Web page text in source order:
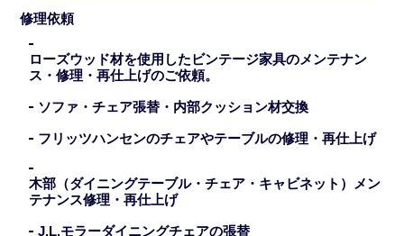
修理依頼
ローズウッド材を使用したビンテージ家具のメンテナン
ス・修理・再仕上げのご依頼。
ソファ・チェア張替・内部クッション材交換
フリッツハンセンのチェアやテーブルの修理・再仕上げ
木部（ダイニングテーブル・チェア・キャビネット）メン
テナンス修理・再仕上げ
J.L.モラーダイニングチェアの張替